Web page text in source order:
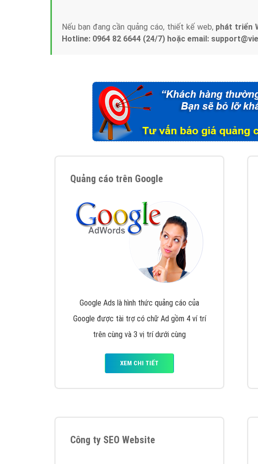
Nếu bạn đang cần quảng cáo, thiết kế web, phát triển
Hotline: 0964 82 6644 (24/7) hoặc email:
Quảng cáo trên Google
Google Ads là hình thức quảng cáo của
Google được tài trợ có chữ Ad gồm 4 ví trí
trên cùng và 3 vị trí dưới cùng
XEM CHI TIẾT
Công ty SEO Website